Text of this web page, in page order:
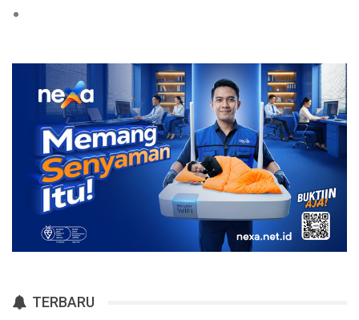
TERBARU